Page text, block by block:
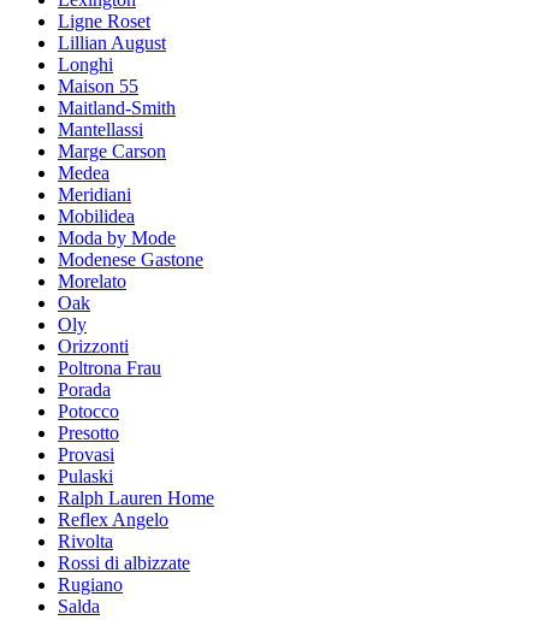
Ligne Roset
Lillian August
Longhi
Maison 55
Maitland-Smith
Mantellassi
Marge Carson
Medea
Meridiani
Mobilidea
Moda by Mode
Modenese Gastone
Morelato
Oak
Oly
Orizzonti
Poltrona Frau
Porada
Potocco
Presotto
Provasi
Pulaski
Ralph Lauren Home
Reflex Angelo
Rivolta
Rossi di albizzate
Rugiano
Salda